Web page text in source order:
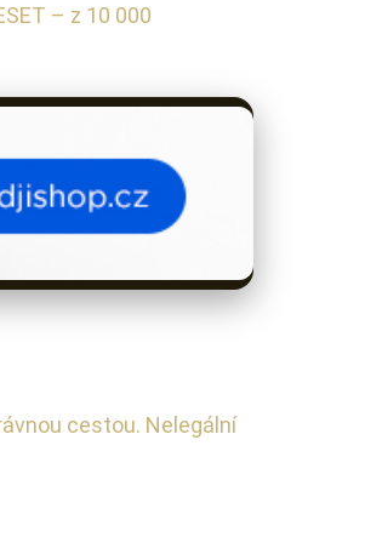
– z 10 000
cestou. Nelegální